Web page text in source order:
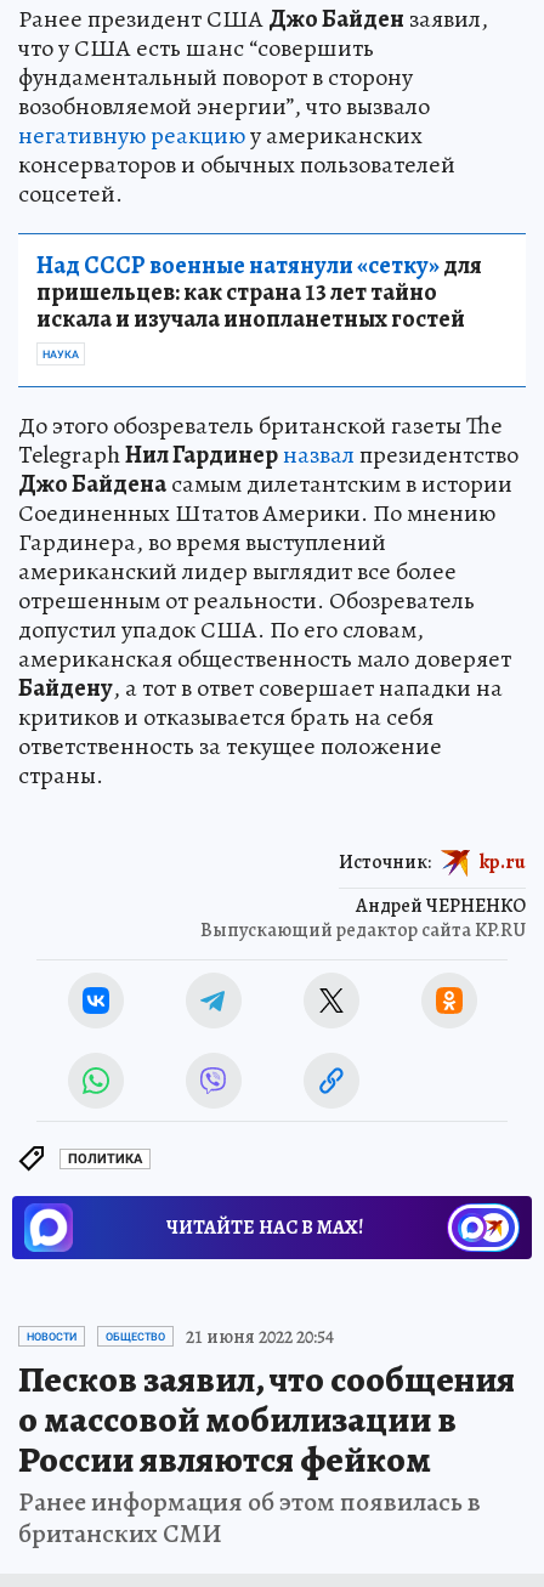
Ранее президент СШАДжо Байден заявил,
что у США есть шанс “совершить
фундаментальный поворот в сторону
возобновляемой энергии”, что вызвало
негативную реакциюу американских
консерваторов и обычных пользователей
соцсетей.
Над СССР военные натянули «сетку»для
пришельцев: как страна 13 лет тайно
искала и изучала инопланетных гостей
НАУКА
До этого обозреватель британской газеты The
TelegraphНил Гардинерназвалпрезидентство
Джо Байденасамым дилетантским в истории
Соединенных Штатов Америки. По мнению
Гардинера, во время выступлений
американский лидер выглядит все более
отрешенным от реальности. Обозреватель
допустил упадок США. По его словам,
американская общественность мало доверяет
Байдену, а тот в ответ совершает нападки на
критиков и отказывается брать на себя
ответственность за текущее положение
страны.
Андрей ЧЕРНЕНКО
Выпускающий редактор сайта KP.RU
Источник: kp.ru
ПОЛИТИКА
ЧИТАЙТЕ НАС В МАХ!
НОВОСТИ ОБЩЕСТВО 21 июня 2022 20:54
Песков заявил, что сообщения
о массовой мобилизации в
России являются фейком
Ранее информация об этом появилась в
британских СМИ